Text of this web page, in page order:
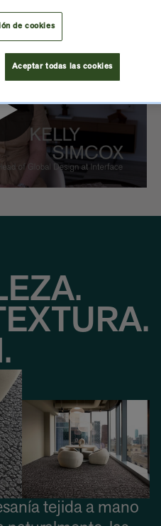
tejida a mano
de cookies
Aceptar todas las cookies